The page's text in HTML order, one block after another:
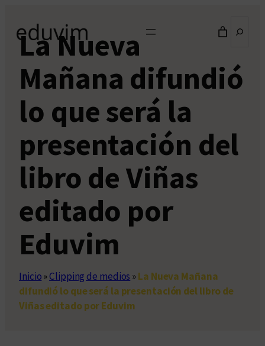
contenido
La Nueva
Mañana difundió
lo que será la
presentación del
libro de Viñas
editado por
Eduvim
Inicio»Clipping de medios »La Nueva Mañana
difundió lo que será la presentación del libro de
Viñas editado por Eduvim